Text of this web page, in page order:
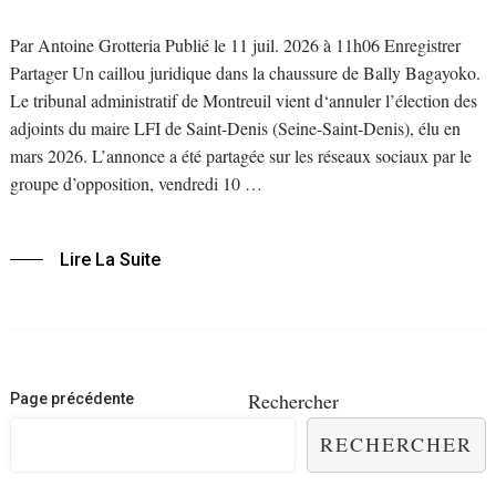
Par Antoine Grotteria Publié le 11 juil. 2026 à 11h06 Enregistrer
Partager Un caillou juridique dans la chaussure de Bally Bagayoko.
Le tribunal administratif de Montreuil vient d‘annuler l’élection des
adjoints du maire LFI de Saint-Denis (Seine-Saint-Denis), élu en
mars 2026. L’annonce a été partagée sur les réseaux sociaux par le
groupe d’opposition, vendredi 10 …
Lire La Suite
Navigation
Page précédente
Rechercher
RECHERCHER